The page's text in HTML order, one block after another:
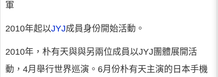
軍
2010年起以JYJ成員身份開始活動。
2010年，朴有天與與另兩位成員以JYJ團體展開活
動，4月舉行世界巡演。6月份朴有天主演的日本手機